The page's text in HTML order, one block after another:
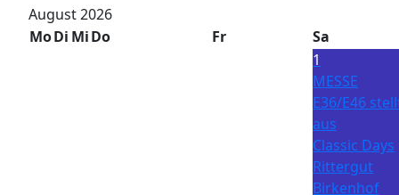
August 2026
MoDi MiDo Fr
Sa
1
MESSE
E36/E46
aus
Classic Days
Rittergut
Birkenhof